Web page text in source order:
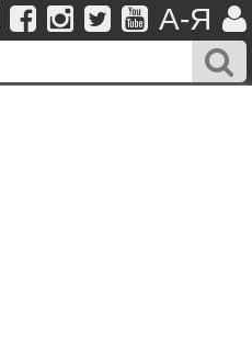
A-Я